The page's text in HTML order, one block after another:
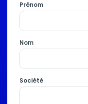
Prénom
Nom
Société